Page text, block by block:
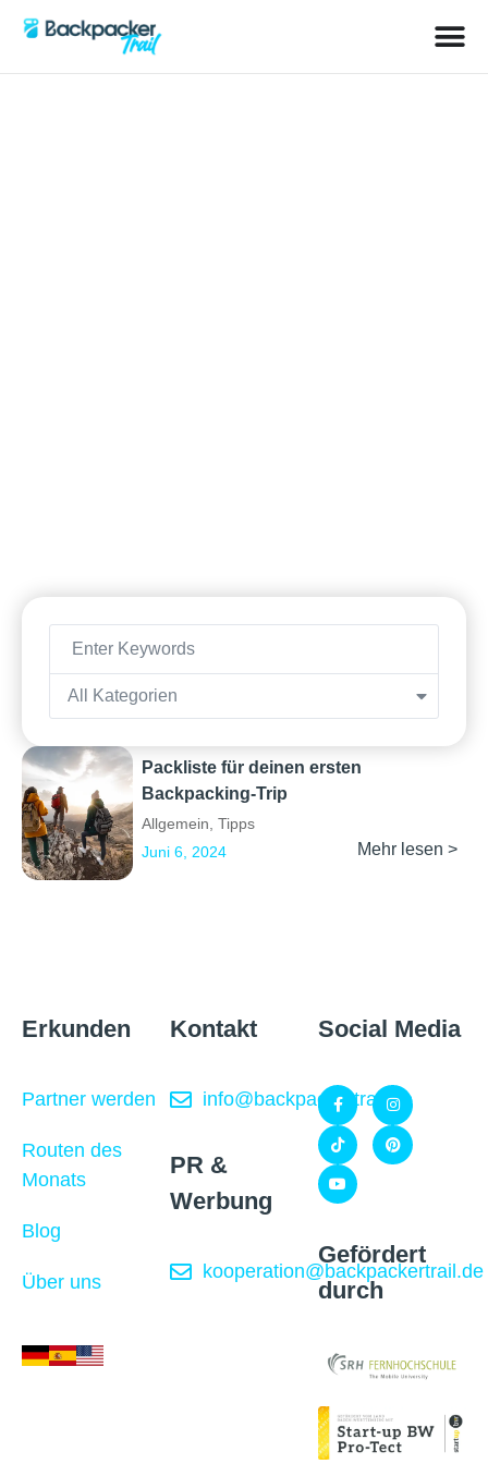
All Kategorien
Packliste für deinen ersten
Backpacking-Trip
Allgemein, Tipps
Juni 6, 2024
Mehr lesen >
Erkunden
Partner werden
Routen des
Monats
Blog
Über uns
Kontakt
info@backpackertrail.de
PR &
Werbung
kooperation@backpackertrail.de
Social Media
Gefördert
durch